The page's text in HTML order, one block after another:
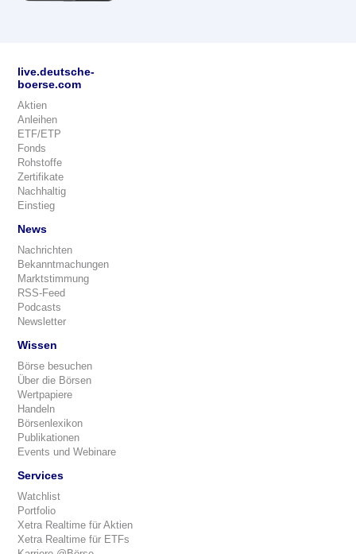
live.deutsche-
boerse.com
Aktien
Anleihen
ETF/ETP
Fonds
Rohstoffe
Zertifikate
Nachhaltig
Einstieg
News
Nachrichten
Bekanntmachungen
Marktstimmung
RSS-Feed
Podcasts
Newsletter
Wissen
Börse besuchen
Über die Börsen
Wertpapiere
Handeln
Börsenlexikon
Publikationen
Events und Webinare
Services
Watchlist
Portfolio
Xetra Realtime für Aktien
Xetra Realtime für ETFs